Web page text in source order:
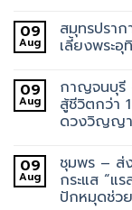
09
Aug
สมุทรปรา
เลี้ยงพระ
09
Aug
กาญจนบุรี
สู้ชีวิตกว่า
ดวงวิญญ
09
Aug
ชุมพร – ส่
กระแส “แ
ปักหมุดช่ว